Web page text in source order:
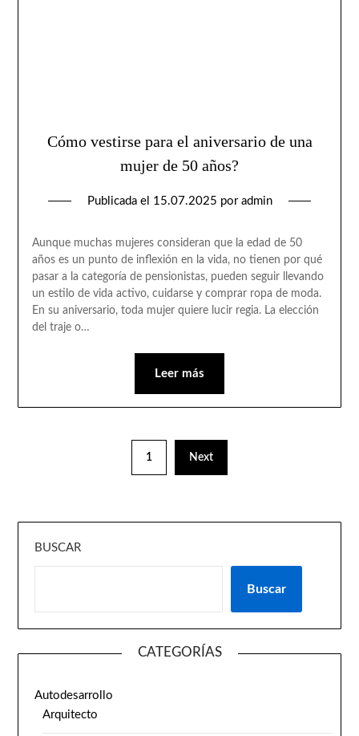
Cómo vestirse para el aniversario de una
mujer de 50 años?
Publicada el 15.07.2025 por admin
Aunque muchas mujeres consideran que la edad de 50
años es un punto de inflexión en la vida, no tienen por qué
pasar a la categoría de pensionistas, pueden seguir llevando
un estilo de vida activo, cuidarse y comprar ropa de moda.
En su aniversario, toda mujer quiere lucir regia. La elección
del traje o…
Leer más
1 Next
BUSCAR
Buscar
CATEGORÍAS
Autodesarrollo
Arquitecto